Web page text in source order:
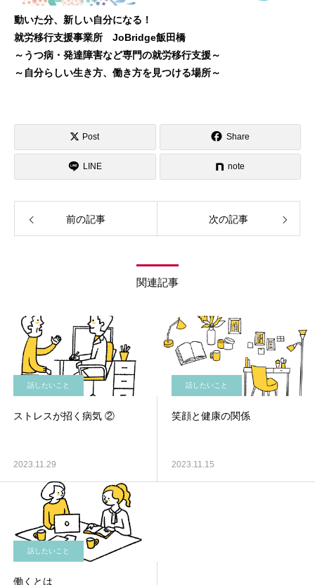
動いた分、新しい自分になる！
就労移行支援事業所 JoBridge飯田橋
～うつ病・発達障害など専門の就労移行支援～
～自分らしい生き方、働き方を見つける場所～
Post Share
LINE note
前の記事 次の記事
関連記事
話したいこと
ストレスが招く病気 ②
2023.11.29
話したいこと
笑顔と健康の関係
2023.11.15
話したいこと
働くとは